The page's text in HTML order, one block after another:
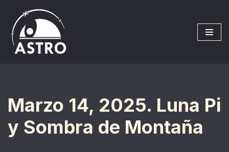
Saltar
al
contenido
Marzo 14, 2025. Luna Pi
y Sombra de Montaña